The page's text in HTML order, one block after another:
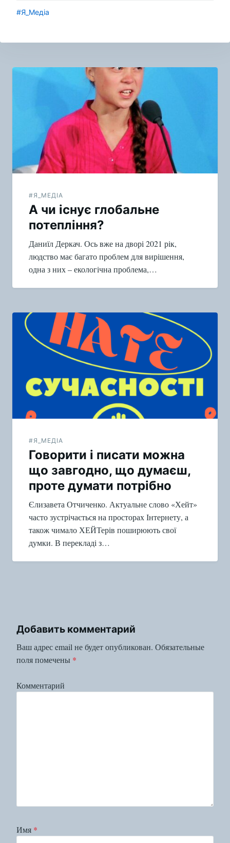
#Я_Медіа
Навигация
записям
#Я_МЕДІА
А чи існує глобальне
потепління?
Даниїл Деркач. Ось вже на дворі 2021 рік,
людство має багато проблем для вирішення,
одна з них – екологічна проблема,…
#Я_МЕДІА
Говорити і писати можна
що завгодно, що думаєш,
проте думати потрібно
Єлизавета Отчиченко. Актуальне слово «Хейт»
часто зустрічається на просторах Інтернету, а
також чимало ХЕЙТерів поширюють свої
думки. В перекладі з…
Добавить комментарий
Ваш адрес email не будет опубликован. Обязательные
поля помечены *
Комментарий
Имя *